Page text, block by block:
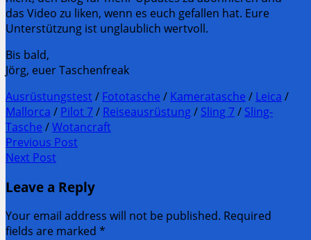
das Video zu liken, wenn es euch gefallen hat. Eure
Unterstützung ist unglaublich wertvoll.
Bis bald,
Jörg, euer Taschenfreak
Ausrüstungstest / Fototasche / Kameratasche / Leica /
Mallorca / Pilot 7/ Reiseausrüstung/ Sling 7/ Sling-
Tasche /Wotancraft
Post
navigation
Previous Post
Previous
Next Post
Post:
Leave a Reply
Your email address will not be published. Required
fields are marked *